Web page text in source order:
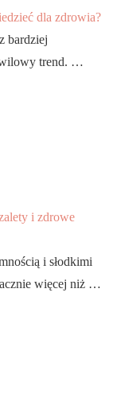
dla zdrowia?
bardziej
trend. …
i zdrowe
i słodkimi
więcej niż …